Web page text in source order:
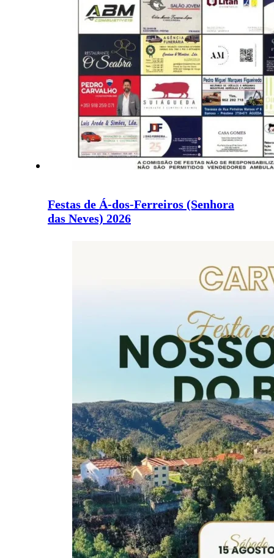
Festas de Á-dos-Ferreiros (Senhora
das Neves) 2026